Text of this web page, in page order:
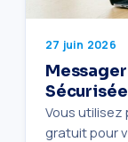
27 juin 2026
Vous utilisez
gratuit pour